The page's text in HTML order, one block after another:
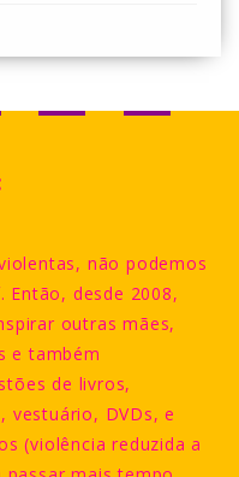
não podemos
Então, desde 2008,
outras mães,
e também
de livros,
vestuário, DVDs, e
(violência reduzida a